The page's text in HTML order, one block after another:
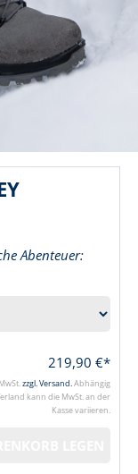
Abenteuer:
219,90 €*
zzgl. Versand.Abhängig
kann die MwSt. an der
Kasse variieren.